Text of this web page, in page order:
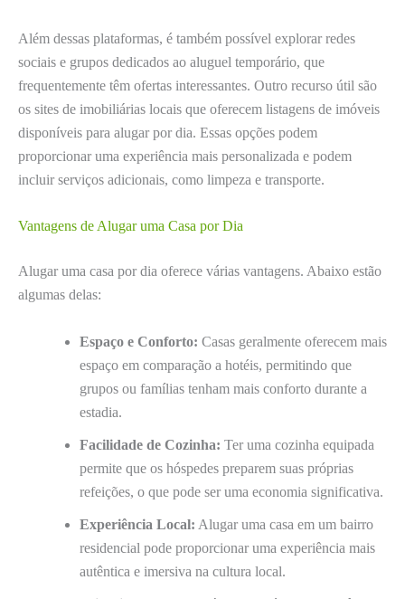
Além dessas plataformas, é também possível explorar redes
sociais e grupos dedicados ao aluguel temporário, que
frequentemente têm ofertas interessantes. Outro recurso útil são
os sites de imobiliárias locais que oferecem listagens de imóveis
disponíveis para alugar por dia. Essas opções podem
proporcionar uma experiência mais personalizada e podem
incluir serviços adicionais, como limpeza e transporte.
Vantagens de Alugar uma Casa por Dia
Alugar uma casa por dia oferece várias vantagens. Abaixo estão
algumas delas:
Espaço e Conforto: Casas geralmente oferecem mais
espaço em comparação a hotéis, permitindo que
grupos ou famílias tenham mais conforto durante a
estadia.
Facilidade de Cozinha: Ter uma cozinha equipada
permite que os hóspedes preparem suas próprias
refeições, o que pode ser uma economia significativa.
Experiência Local: Alugar uma casa em um bairro
residencial pode proporcionar uma experiência mais
autêntica e imersiva na cultura local.